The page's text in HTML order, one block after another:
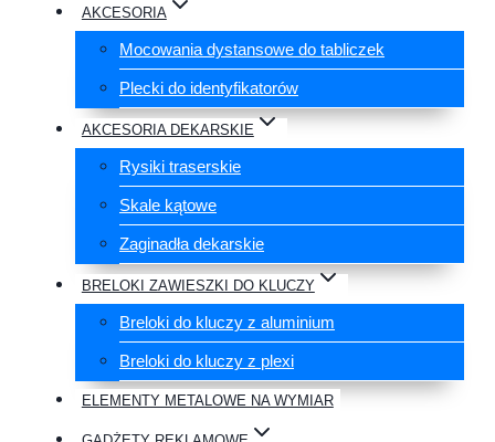
AKCESORIA
Mocowania dystansowe do tabliczek
Plecki do identyfikatorów
AKCESORIA DEKARSKIE
Rysiki traserskie
Skale kątowe
Zaginadła dekarskie
BRELOKI ZAWIESZKI DO KLUCZY
Breloki do kluczy z aluminium
Breloki do kluczy z plexi
ELEMENTY METALOWE NA WYMIAR